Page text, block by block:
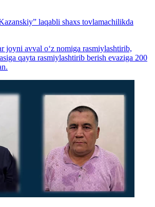
laqabli shaxs tovlamachilikda
joyni avval o‘z nomiga rasmiylashtirib,
qayta rasmiylashtirib berish evaziga 200